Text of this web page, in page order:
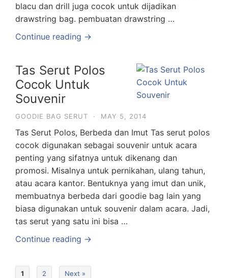
blacu dan drill juga cocok untuk dijadikan
drawstring bag. pembuatan drawstring …
Continue reading →
Tas Serut Polos
Cocok Untuk
Souvenir
GOODIE BAG SERUT · MAY 5, 2014
Tas Serut Polos, Berbeda dan Imut Tas serut polos
cocok digunakan sebagai souvenir untuk acara
penting yang sifatnya untuk dikenang dan
promosi. Misalnya untuk pernikahan, ulang tahun,
atau acara kantor. Bentuknya yang imut dan unik,
membuatnya berbeda dari goodie bag lain yang
biasa digunakan untuk souvenir dalam acara. Jadi,
tas serut yang satu ini bisa …
Continue reading →
1 2 Next »